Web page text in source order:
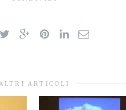
ARTICOLI